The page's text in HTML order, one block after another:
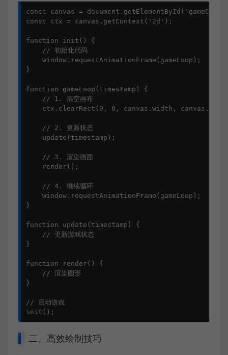
const canvas =
const ctx = canvas.getContext('2d');
function init() {
    // 初始化代码
    window.requestAnimationFrame(gameLoop);
}
function gameLoop(timestamp) {
    // 1. 清空画布
ctx.clearRect(0, 0, canvas.width,
    // 2. 更新状态
    update(timestamp);
    // 3. 渲染画面
    render();
    // 4. 继续循环
    window.requestAnimationFrame(gameLoop);
}
function update(timestamp) {
    // 更新游戏状态
}
function render() {
    // 渲染图形
}
// 启动游戏
init();
二、高效绘制技巧